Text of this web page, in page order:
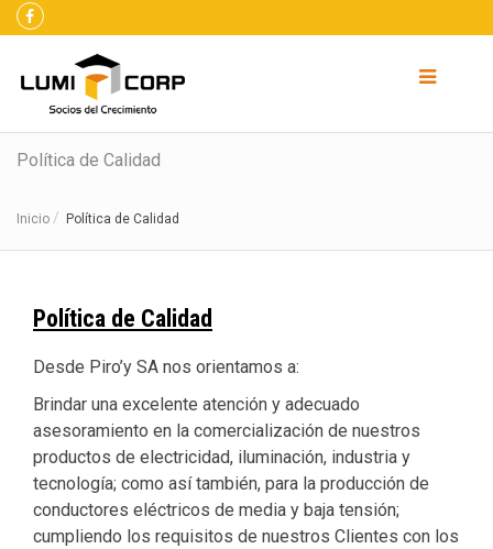
Política de Calidad
Inicio Política de Calidad
Política de Calidad
Desde Piro’y SA nos orientamos a:
Brindar una excelente atención y adecuado
asesoramiento en la comercialización de nuestros
productos de electricidad, iluminación, industria y
tecnología; como así también, para la producción de
conductores eléctricos de media y baja tensión;
cumpliendo los requisitos de nuestros Clientes con los